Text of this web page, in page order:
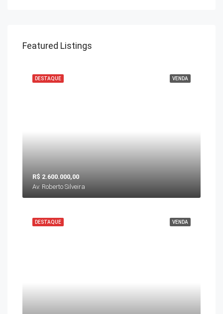
Featured Listings
VENDA
DESTAQUE
R$ 2.600.000,00
Av. Roberto Silveira
VENDA
DESTAQUE